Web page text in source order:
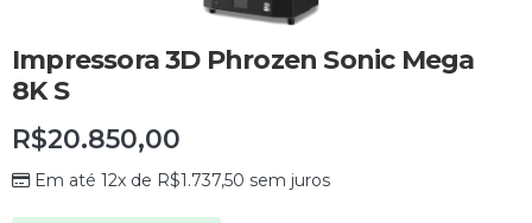
Impressora 3D Phrozen Sonic Mega
8K S
R$20.850,00
Em até 12x de R$1.737,50 sem juros